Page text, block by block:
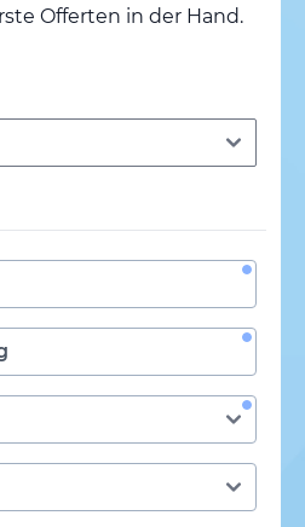
Offerten in der Hand.